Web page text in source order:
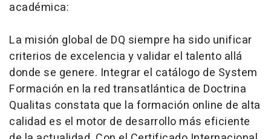
académica:
La misión global de DQ siempre ha sido unificar
criterios de excelencia y validar el talento allá
donde se genere. Integrar el catálogo de System
Formación en la red transatlántica de Doctrina
Qualitas constata que la formación online de alta
calidad es el motor de desarrollo más eficiente